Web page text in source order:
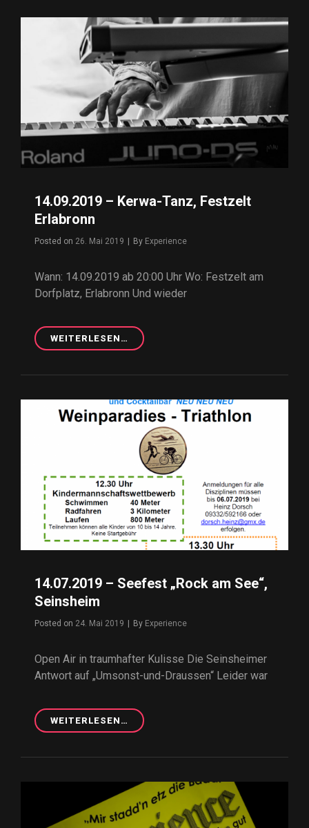
14.09.2019 – Kerwa-Tanz, Festzelt
Erlabronn
Posted on 26. Mai 2019 | By Byline
Experience
Wann: 14.09.2019 ab 20:00 Uhr Wo: Festzelt am
Dorfplatz, Erlabronn Und wieder
WEITERLESEN…
14.09.2019
–
ERLABRONN
14.07.2019 – Seefest „Rock am See“,
Seinsheim
Posted on 24. Mai 2019 | By Byline
Experience
Open Air in traumhafter Kulisse Die Seinsheimer
Antwort auf „Umsonst-und-Draussen“ Leider war
WEITERLESEN…
14.07.2019
–
SEE“,
SEINSHEIM